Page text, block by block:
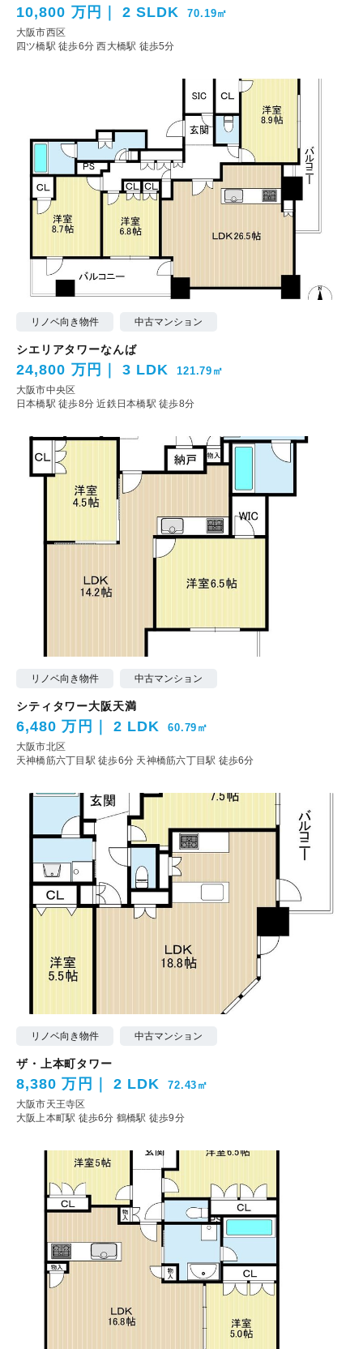
10,800 万円 2 SLDK 70.19㎡
大阪市西区
四ツ橋駅 徒歩6分西大橋駅 徒歩5分
リノベ向き物件 中古マンション
シエリアタワーなんば
24,800 万円 3 LDK 121.79㎡
大阪市中央区
日本橋駅 徒歩8分近鉄日本橋駅 徒歩8分
リノベ向き物件 中古マンション
シティタワー大阪天満
6,480 万円 2 LDK 60.79㎡
大阪市北区
天神橋筋六丁目駅 徒歩6分 天神橋筋六丁目駅 徒歩6分
リノベ向き物件 中古マンション
ザ・上本町タワー
8,380 万円 2 LDK 72.43㎡
大阪市天王寺区
大阪上本町駅 徒歩6分 鶴橋駅 徒歩9分